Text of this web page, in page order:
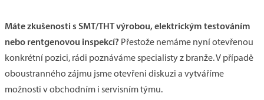
Máte zkušenosti s SMT/THT výrobou, elektrickým testováním
nebo rentgenovou inspekcí? Přestože nemáme nyní otevřenou
konkrétní pozici, rádi poznáváme specialisty z branže. V případě
oboustranného zájmu jsme otevřeni diskuzi a vytváříme
možnosti v obchodním i servisním týmu.